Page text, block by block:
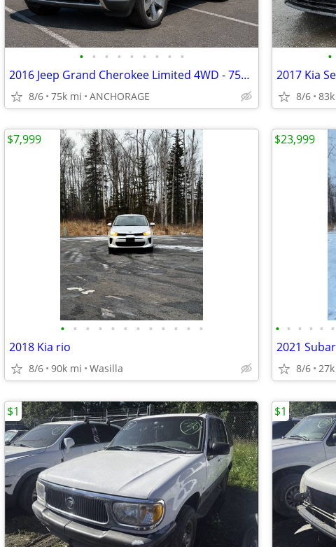
• • • • • • • • •
2016 Jeep Grand Cherokee Limited 4WD - 75k miles
8/6 75k mi ANCHORAGE
•
2017 Kia
8/6
• • • • • • • • • • • •
2018 Kia rio
8/6 90k mi Wasilla
$7,999
• • • • • •
2021
8/6
$23,999
$1 $1